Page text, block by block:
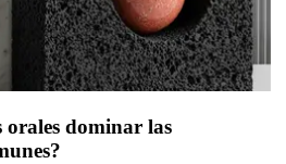
orales dominar las